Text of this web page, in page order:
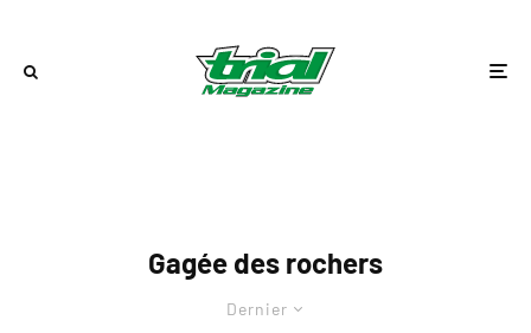
Gagée des rochers
Dernier